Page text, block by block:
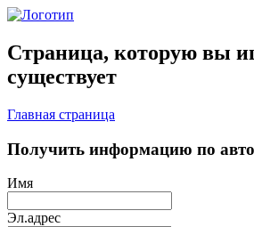
Страница, которую вы
существует
Главная страница
Получить информацию по авто
Имя
Эл.адрес